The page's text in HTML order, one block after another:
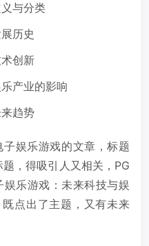
与分类
历史
创新
产业的影响
趋势
娱乐游戏的文章，标题
，得吸引人又相关，PG
娱乐游戏：未来科技与娱
点出了主题，又有未来